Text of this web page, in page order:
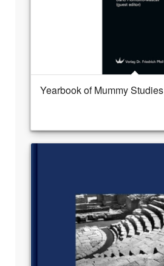
Yearbook of Mummy Studies